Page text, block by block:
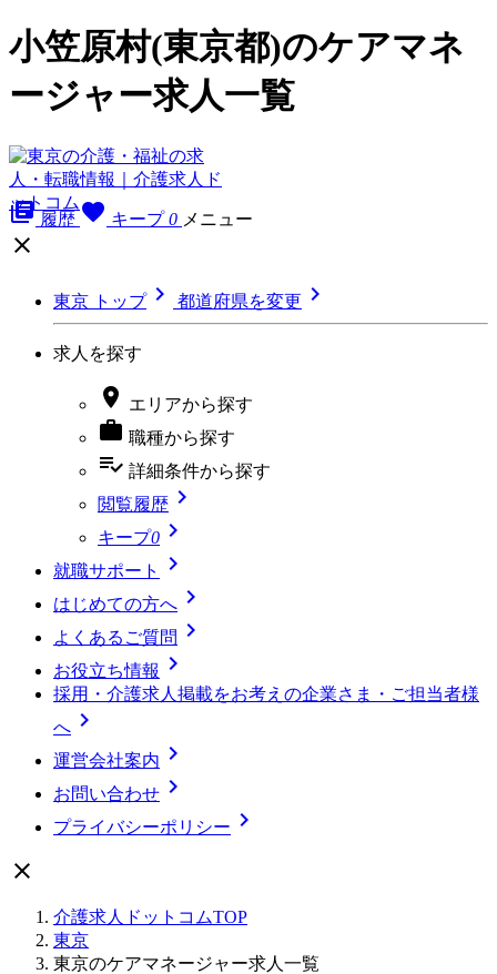
小笠原村(東京都)のケアマネ
ージャー求人一覧
library_books 履歴 favorite キープ 0 メニュー

東京 トップ 都道府県を変更 
求人を探す
 エリアから探す
 職種から探す
playlist_add_check 詳細条件から探す
閲覧履歴 
キープ0 
就職サポート 
はじめての方へ 
よくあるご質問 
お役立ち情報 
採用・介護求人掲載をお考えの企業さま・ご担当者様
へ 
運営会社案内 
お問い合わせ 
プライバシーポリシー 

介護求人ドットコムTOP
東京
東京のケアマネージャー求人一覧